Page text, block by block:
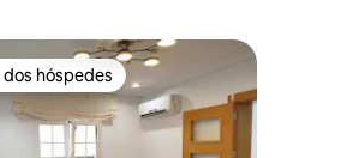
hóspedes
hóspedes